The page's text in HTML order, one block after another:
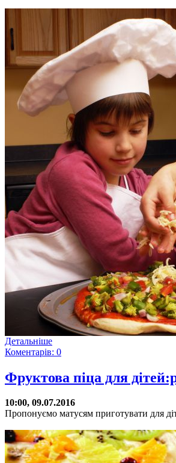
Детальніше
Коментарів: 0
Фруктова піца для
10:00, 09.07.2016
Пропонуємо матусям приготувати для